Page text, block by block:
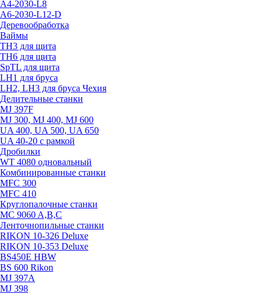
A4-2030-L8
A6-2030-L12-D
Деревообработка
Ваймы
TH3 для щита
TH6 для щита
SpTL для щита
LH1 для бруса
LH2, LH3 для бруса Чехия
Делительные станки
MJ 397F
MJ 300, MJ 400, MJ 600
UA 400, UA 500, UA 650
UA 40-20 с рамкой
Дробилки
WT 4080 одновальный
Комбинированные станки
MFC 300
MFC 410
Круглопалочные станки
MC 9060 A,B,C
Ленточнопильные станки
RIKON 10-326 Deluxe
RIKON 10-353 Deluxe
BS450E HBW
BS 600 Rikon
MJ 397A
MJ 398